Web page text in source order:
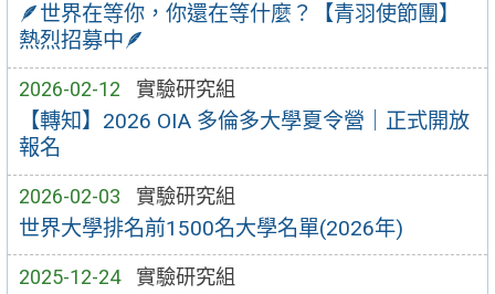
🪶世界在等你，你還在等什麼？【青羽使節團】
熱烈招募中🪶
2026-02-12 實驗研究組
【轉知】2026 OIA 多倫多大學夏令營｜正式開放
報名
2026-02-03 實驗研究組
世界大學排名前1500名大學名單(2026年)
2025-12-24 實驗研究組